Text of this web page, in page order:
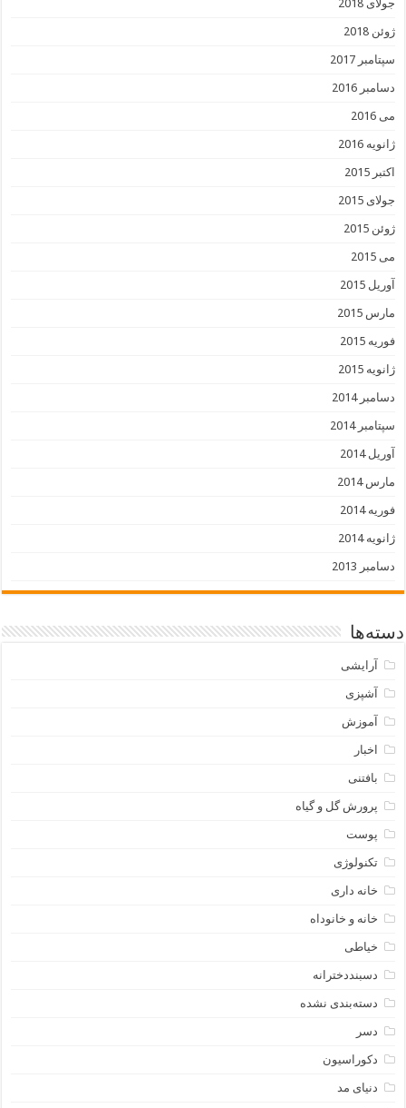
جولای 2018
ژوئن 2018
سپتامبر 2017
دسامبر 2016
می 2016
ژانویه 2016
اکتبر 2015
جولای 2015
ژوئن 2015
می 2015
آوریل 2015
مارس 2015
فوریه 2015
ژانویه 2015
دسامبر 2014
سپتامبر 2014
آوریل 2014
مارس 2014
فوریه 2014
ژانویه 2014
دسامبر 2013
دسته‌ها
آرایشی
آشپزی
آموزش
اخبار
بافتنی
پرورش گل و گیاه
پوست
تکنولوژی
خانه داری
خانه و خانوداه
خیاطی
دسبنددخترانه
دسته‌بندی نشده
دسر
دکوراسیون
دنیای مد